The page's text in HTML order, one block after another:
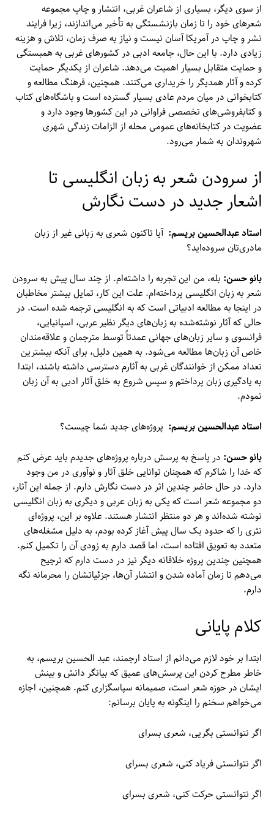
از سوی دیگر، بسیاری از شاعران غربی، انتشار و چاپ مجموعه
شعرهای خود را تا زمان بازنشستگی به تأخیر می‌اندازند، زیرا فرایند
نشر و چاپ در آمریکا آسان نیست و نیاز به صرف زمان، تلاش و هزینه
زیادی دارد. با این حال، جامعه ادبی در کشورهای غربی به همبستگی
و حمایت متقابل بسیار اهمیت می‌دهد. شاعران از یکدیگر حمایت
کرده و آثار همدیگر را خریداری می‌کنند. همچنین، فرهنگ مطالعه و
کتابخوانی در میان مردم عادی بسیار گسترده است و باشگاه‌های کتاب
و کتابفروشی‌های تخصصی فراوانی در این کشورها وجود دارد و
عضویت در کتابخانه‌های عمومی محله از الزامات زندگی شهری
شهروندان به شمار می‌رود.
از سرودن شعر به زبان انگلیسی تا
اشعار جدید در دست نگارش
استادعبدالحسین بریسم: آیا تاکنون شعری به زبانی غیر از زبان
مادری‌تان سروده‌اید؟
بانو حسن: بله، من این تجربه را داشته‌ام. از چند سال پیش به سرودن
شعر به زبان انگلیسی پرداخته‌ام. علت این کار، تمایل بیشتر مخاطبان
در اینجا به مطالعه ادبیاتی است که به انگلیسی ترجمه شده است. در
حالی‌ که آثار نوشته‌شده به زبان‌های دیگر نظیر عربی، اسپانیایی،
فرانسوی و سایر زبان‌های جهانی عمدتاً توسط مترجمان و علاقه‌مندان
خاص آن زبان‌ها مطالعه می‌شود. به همین دلیل، برای آنکه بیشترین
تعداد ممکن از خوانندگان غربی به آثارم دسترسی داشته باشند، ابتدا
به یادگیری زبان پرداختم و سپس شروع به خلق آثار ادبی به آن زبان
نمودم.
استاد عبدالحسین بریسم: پروژه‌های جدید شما چیست؟
بانو حسن: در پاسخ به پرسش درباره پروژه‌های جدیدم باید عرض کنم
که خدا را شاکرم که همچنان توانایی خلق آثار و نوآوری در من وجود
دارد. در حال حاضر چندین اثر در دست نگارش دارم. از جمله این آثار،
دو مجموعه شعر است که یکی به زبان عربی و دیگری به زبان انگلیسی
نوشته شده‌اند و هر دو منتظر انتشار هستند. علاوه بر این، پروژه‌ای
نثری را که حدود یک سال پیش آغاز کرده بودم، به دلیل مشغله‌های
متعدد به تعویق افتاده است، اما قصد دارم به زودی آن را تکمیل کنم.
همچنین چندین پروژه خلاقانه دیگر نیز در دست دارم که ترجیح
می‌دهم تا زمان آماده شدن و انتشار آن‌ها، جزئیاتشان را محرمانه نگه
دارم.
کلام پایانی
ابتدا بر خود لازم می‌دانم از استاد ارجمند، عبد الحسین بریسم، به
خاطر مطرح کردن این پرسش‌های عمیق که بیانگر دانش و بینش
ایشان در حوزه شعر است، صمیمانه سپاسگزاری کنم. همچنین، اجازه
می‌خواهم سخنم را اینگونه به پایان برسانم:
اگر نتوانستی بگریی، شعری بسرای
اگر نتوانستی فریاد کنی، شعری بسرای
اگر نتوانستی حرکت کنی، شعری بسرای